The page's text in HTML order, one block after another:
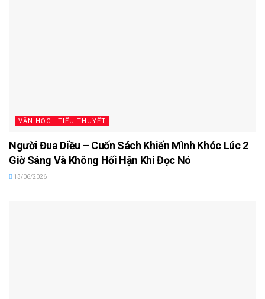
VĂN HỌC - TIỂU THUYẾT
Người Đua Diều – Cuốn Sách Khiến Mình Khóc Lúc 2
Giờ Sáng Và Không Hối Hận Khi Đọc Nó
13/06/2026